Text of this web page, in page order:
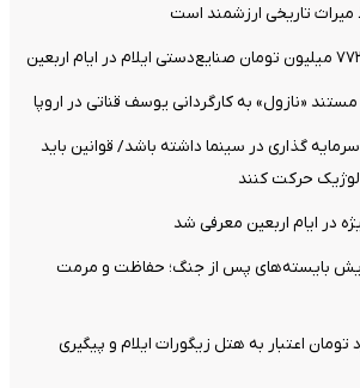
میراث تاریخی ارزشمند است
«نازول» به کارگردانی یوسف قناتی در اروپا
گذاری در سینما داشته باشد/ قوانین باید
حرکت کنند
در ایام اربعین معرفی شد
بایسته‌های پس از جنگ؛ حفاظت و مرمت
میلیارد تومان اعتبار به هتل زیگورات ایلام و پیگیری